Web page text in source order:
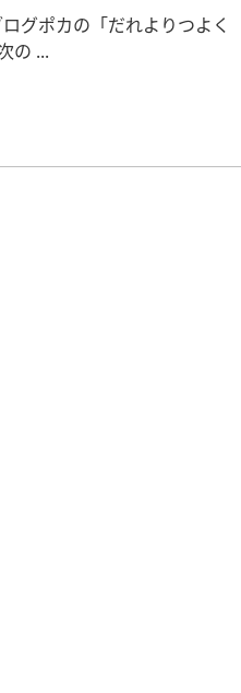
グポカの「だれよりつよく
の ...